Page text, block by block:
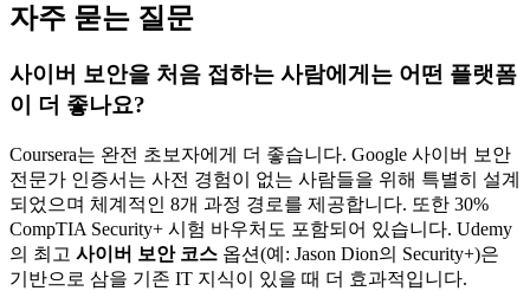
자주 묻는 질문
사이버 보안을 처음 접하는 사람에게는 어떤 플랫폼
이 더 좋나요?
Coursera는 완전 초보자에게 더 좋습니다. Google 사이버 보안
전문가 인증서는 사전 경험이 없는 사람들을 위해 특별히 설계
되었으며 체계적인 8개 과정 경로를 제공합니다. 또한 30%
CompTIA Security+ 시험 바우처도 포함되어 있습니다. Udemy
의 최고 사이버 보안 코스 옵션(예: Jason Dion의 Security+)은
기반으로 삼을 기존 IT 지식이 있을 때 더 효과적입니다.